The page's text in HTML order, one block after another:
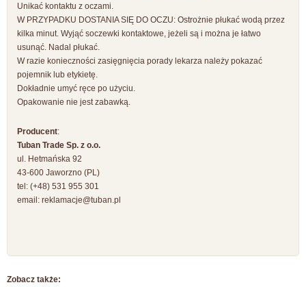
Unikać kontaktu z oczami.
W PRZYPADKU DOSTANIA SIĘ DO OCZU: Ostrożnie płukać wodą przez
kilka minut. Wyjąć soczewki kontaktowe, jeżeli są i można je łatwo
usunąć. Nadal płukać.
W razie konieczności zasięgnięcia porady lekarza należy pokazać
pojemnik lub etykietę.
Dokładnie umyć ręce po użyciu.
Opakowanie nie jest zabawką.
Producent:
Tuban Trade Sp. z o.o.
ul. Hetmańska 92
43-600 Jaworzno (PL)
tel: (+48) 531 955 301
email: reklamacje@tuban.pl
Zobacz także: